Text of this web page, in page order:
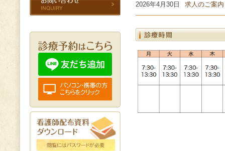
2026年4月30日 求人のご案内